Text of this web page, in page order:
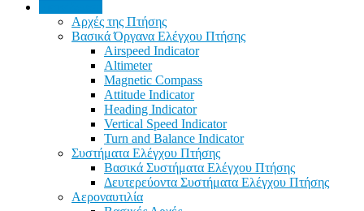
Αρχές της Πτήσης
Βασικά Όργανα Ελέγχου Πτήσης
Airspeed Indicator
Altimeter
Magnetic Compass
Attitude Indicator
Heading Indicator
Vertical Speed Indicator
Turn and Balance Indicator
Συστήματα Ελέγχου Πτήσης
Βασικά Συστήματα Ελέγχου Πτήσης
Δευτερεύοντα Συστήματα Ελέγχου Πτήσης
Αεροναυτιλία